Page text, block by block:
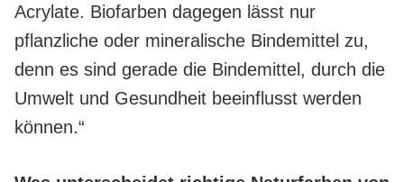
Acrylate. Biofarben dagegen lässt nur
pflanzliche oder mineralische Bindemittel zu,
denn es sind gerade die Bindemittel, durch die
Umwelt und Gesundheit beeinflusst werden
können.“